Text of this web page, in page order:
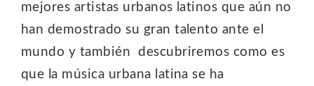
mejores artistas urbanos latinos que aún no
han demostrado su gran talento ante el
mundo y también descubriremos como es
que la música urbana latina se ha